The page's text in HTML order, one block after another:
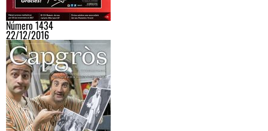
Número 1434
22/12/2016